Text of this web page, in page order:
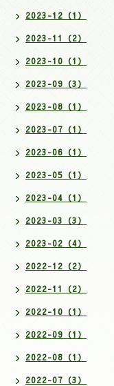
2023-12（1）
2023-11（2）
2023-10（1）
2023-09（3）
2023-08（1）
2023-07（1）
2023-06（1）
2023-05（1）
2023-04（1）
2023-03（3）
2023-02（4）
2022-12（2）
2022-11（2）
2022-10（1）
2022-09（1）
2022-08（1）
2022-07（3）